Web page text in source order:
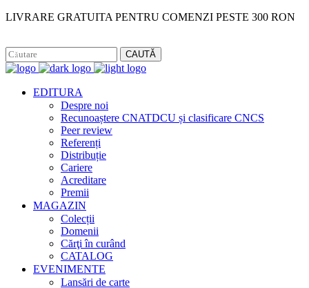
LIVRARE GRATUITA PENTRU COMENZI PESTE 300 RON
CAUTĂ
EDITURA
Despre noi
Recunoaștere CNATDCU și clasificare CNCS
Peer review
Referenți
Distribuție
Cariere
Acreditare
Premii
MAGAZIN
Colecții
Domenii
Cărţi în curând
CATALOG
EVENIMENTE
Lansări de carte